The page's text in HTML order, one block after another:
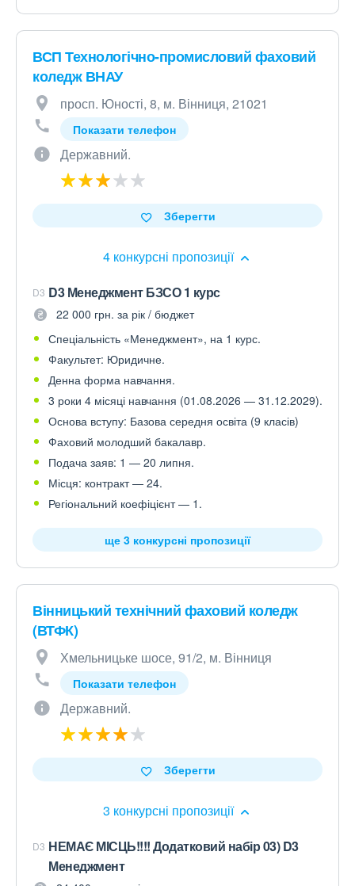
ВСП Технологічно-промисловий фаховий
коледж ВНАУ
просп. Юності, 8, м. Вінниця, 21021
Показати телефон
Державний.
4 конкурсні пропозиції
Зберегти
D3 D3 Менеджмент БЗСО 1 курс
22 000 грн. за рік / бюджет
Спеціальність «Менеджмент», на 1 курс.
Факультет: Юридичне.
Денна форма навчання.
3 роки 4 місяці навчання (01.08.2026 — 31.12.2029).
Основа вступу: Базова середня освіта (9 класів)
Фаховий молодший бакалавр.
Подача заяв: 1 — 20 липня.
Місця: контракт — 24.
Регіональний коефіцієнт — 1.
ще 3 конкурсні пропозиції
Вінницький технічний фаховий коледж
(ВТФК)
Хмельницьке шосе, 91/2, м. Вінниця
Показати телефон
Державний.
3 конкурсні пропозиції
Зберегти
D3 НЕМАЄ МІСЦЬ!!!! Додатковий набір 03) D3
Менеджмент